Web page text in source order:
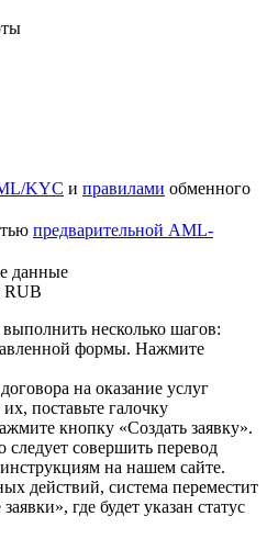
KYC и правилами обменного
предварительной AML-
данные
несколько шагов:
формы. Нажмите
на оказание услуг
поставьте галочку
кнопку «Создать заявку».
следует совершить перевод
на нашем сайте.
действий, система переместит
где будет указан статус